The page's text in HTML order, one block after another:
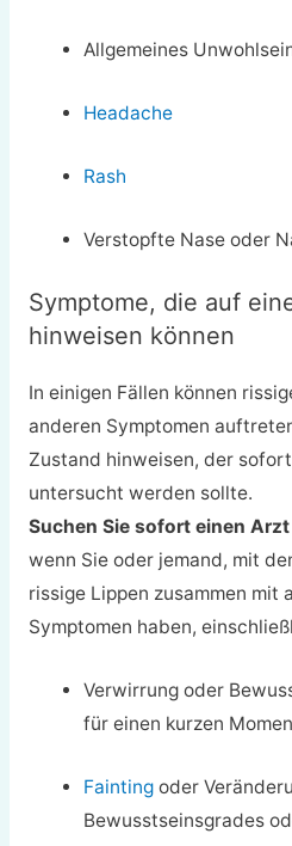
Allgemeines
Headache
Rash
Verstopfte Nase oder
Symptome, die auf
hinweisen können
In einigen Fällen können
anderen Symptomen
Zustand hinweisen, der
untersucht werden sollte.
Suchen Sie sofort einen
wenn Sie oder jemand, mit
rissige Lippen zusammen mit
Symptomen haben,
Verwirrung oder
für einen kurzen
Fainting oder
Bewusstseinsgrades